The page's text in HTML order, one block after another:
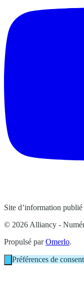
Site d’information
© 2026 Alliancy -
Propulsé parOmerlo.
Préférences de